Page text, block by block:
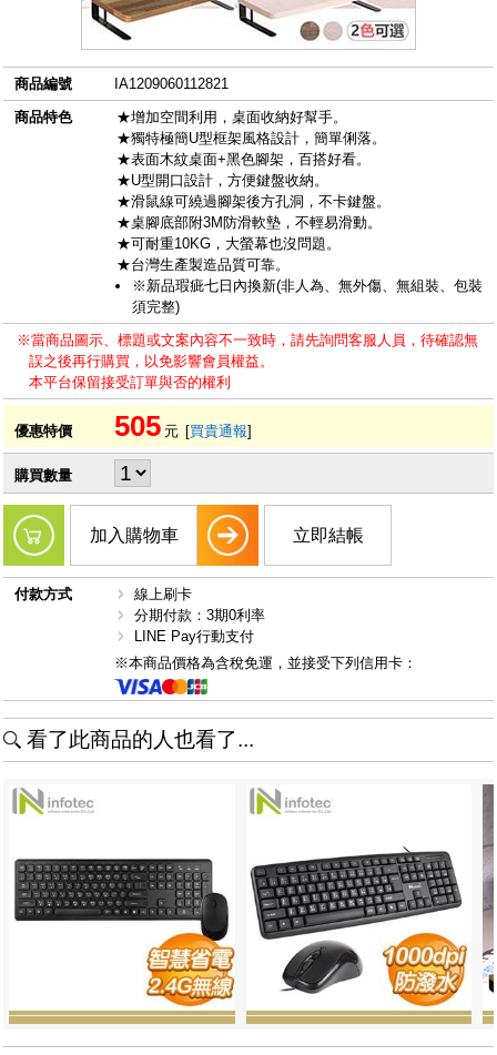
商品編號
IA1209060112821
商品特色
★增加空間利用，桌面收納好幫手。
★獨特極簡U型框架風格設計，簡單俐落。
★表面木紋桌面+黑色腳架，百搭好看。
★U型開口設計，方便鍵盤收納。
★滑鼠線可繞過腳架後方孔洞，不卡鍵盤。
★桌腳底部附3M防滑軟墊，不輕易滑動。
★可耐重10KG，大螢幕也沒問題。
★台灣生產製造品質可靠。
※新品瑕疵七日內換新(非人為、無外傷、無組裝、包裝
須完整)
※當商品圖示、標題或文案內容不一致時，請先詢問客服人員，待確認無
誤之後再行購買，以免影響會員權益。
本平台保留接受訂單與否的權利
優惠特價 505 元 [買貴通報]
購買數量
加入購物車 立即結帳
付款方式
線上刷卡
分期付款：3期0利率
LINE Pay行動支付
※本商品價格為含稅免運，並接受下列信用卡：
看了此商品的人也看了...